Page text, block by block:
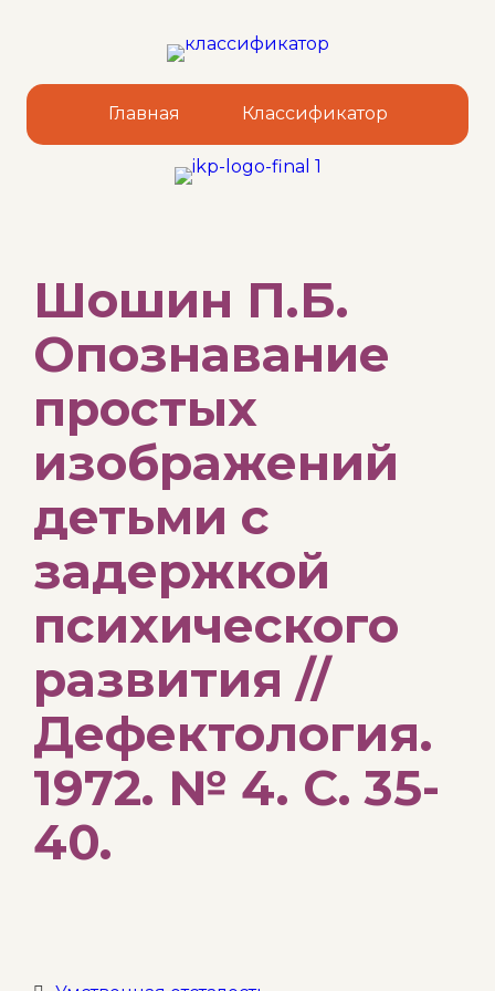
Главная Классификатор
Шошин П.Б.
Опознавание
простых
изображений
детьми с
задержкой
психического
развития //
Дефектология.
1972. № 4. С. 35-
40.